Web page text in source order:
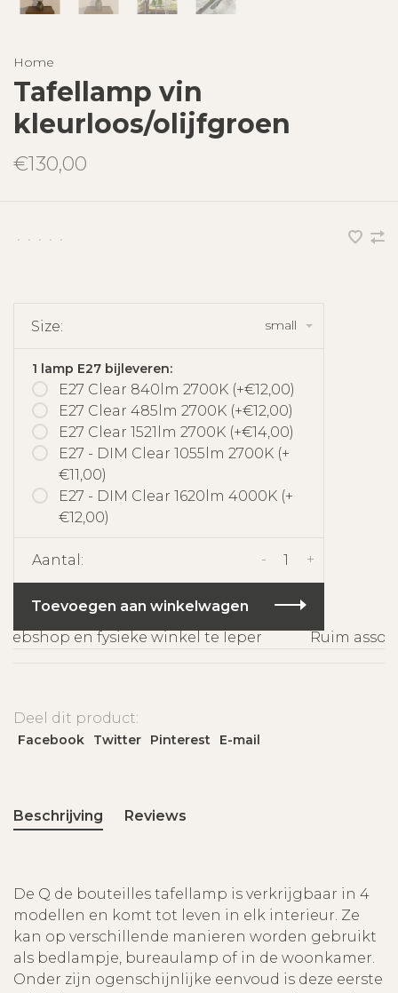
Home
Tafellamp vin
kleurloos/olijfgroen
€130,00
• • • • •
Size: small
1 lamp E27 bijleveren:
E27 Clear 840lm 2700K (+€12,00)
E27 Clear 485lm 2700K (+€12,00)
E27 Clear 1521lm 2700K (+€14,00)
E27 - DIM Clear 1055lm 2700K (+
€11,00)
E27 - DIM Clear 1620lm 4000K (+
€12,00)
Aantal: +
-
Toevoegen aan winkelwagen
en fysieke winkel te Ieper
Ruim
Deel dit product:
Facebook Twitter Pinterest E-mail
Beschrijving Reviews
De Q de bouteilles tafellamp is verkrijgbaar in 4
modellen en komt tot leven in elk interieur. Ze
kan op verschillende manieren worden gebruikt
als bedlampje, bureaulamp of in de woonkamer.
Onder zijn ogenschijnlijke eenvoud is deze eerste